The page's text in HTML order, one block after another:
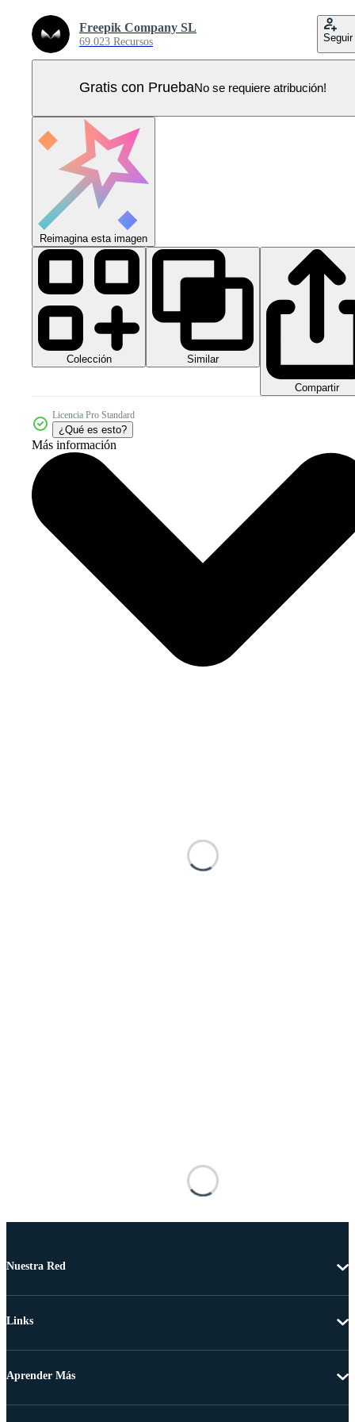
Freepik Company SL
69.023 Recursos Seguir
Gratis con PruebaNo se requiere atribución!
Reimagina esta imagen
Colección Similar
Compartir
Licencia Pro Standard
¿Qué es esto?
Más información
Nuestra Red
Links
Aprender Más